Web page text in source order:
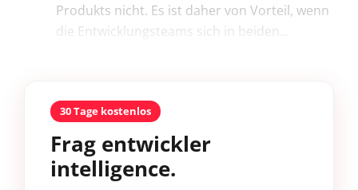
Produkts nicht. Es ist daher von Vorteil, wenn
die Entwicklungsteams sich in beiden...
30 Tage kostenlos
Frag entwickler
intelligence.